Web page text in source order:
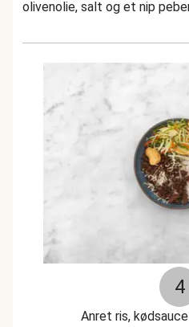
olivenolie, salt og et nip
4
Anret ris,